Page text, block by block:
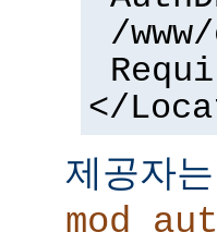
/
</
제공자는